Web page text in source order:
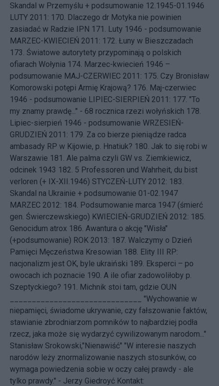
Skandal w Przemyślu + podsumowanie 12.1945-01.1946
LUTY 2011: 170. Dlaczego dr Motyka nie powinien
zasiadać w Radzie IPN 171.
Luty 1946 - podsumowanie
MARZEC-KWIECIEŃ 2011: 172. Łuny w Bieszczadach
173. Światowe autorytety przypominają o polskich
ofiarach Wołynia 174. Marzec-kwiecień 1946 –
podsumowanie MAJ-CZERWIEC 2011: 175. Czy Bronisław
Komorowski potępi Armię Krajową? 176. Maj-czerwiec
1946 - podsumowanie LIPIEC-SIERPIEŃ 2011: 177. "To
my znamy prawdę..." - 68 rocznica rzezi wołyńskich 178.
Lipiec-sierpień 1946 - podsumowanie WRZESIEŃ-
GRUDZIEŃ 2011: 179. Za co bierze pieniądze radca
ambasady RP w Kijowie, p. Hnatiuk? 180. Jak to się robi w
Warszawie 181. Ale palma czyli GW vs. Ziemkiewicz,
odcinek 1943 182. 5 Professoren und Wahrheit, du bist
verloren (+ IX-XII.1946) STYCZEŃ-LUTY 2012: 183.
Skandal na Ukrainie + podsumowanie 01-02.1947
MARZEC 2012: 184. Podsumowanie marca 1947 (śmierć
gen. Świerczewskiego) KWIECIEŃ-GRUDZIEŃ 2012: 185.
Genocidum atrox 186. Awantura o akcję "Wisła"
(+podsumowanie) ROK 2013: 187. Walczymy o Dzień
Pamięci Męczeństwa Kresowian 188. Elity III RP:
nacjonalizm jest OK, byle ukraiński 189. Eksperci – po
owocach ich poznacie 190. A ile ofiar zadowoliłoby p.
Szeptyckiego? 191.
Michnik stoi tam, gdzie OUN
______________________________ "Wychowanie w
niepamięci, świadome ukrywanie, czy fałszowanie faktów,
stawianie zbrodniarzom pomników to najbardziej podła
rzecz, jaka może się wydarzyć cywilizowanym narodom..."
Stanisław Srokowski,"Nienawiść" "W interesie naszych
narodów leży znormalizowanie naszych stosunków, co
wymaga powiedzenia sobie w oczy całej prawdy - ale
tylko prawdy." - Jerzy Giedroyć Kontakt: